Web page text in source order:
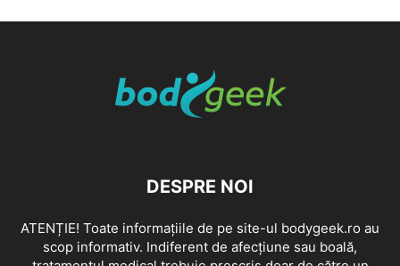
DESPRE NOI
ATENȚIE! Toate informațiile de pe site-ul bodygeek.ro au
scop informativ. Indiferent de afecțiune sau boală,